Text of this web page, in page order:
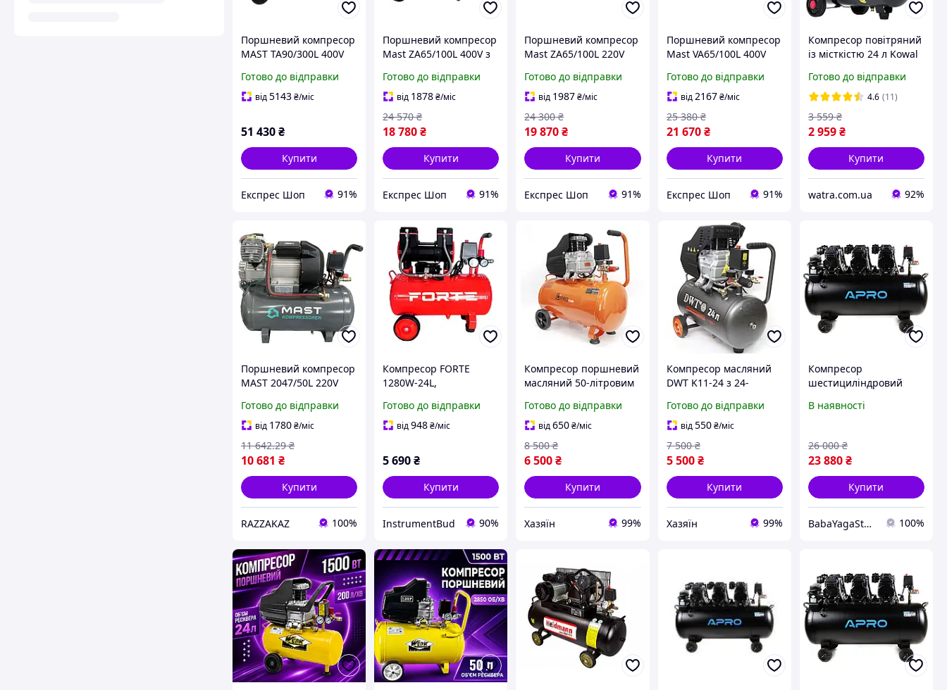
Поршневий компресор
MAST TA90/300L 400V
хв потужність 5.5 кВт
об'єм ресивера 300 л
Готово до відправки
від5143₴/міс
51 430₴
Купити
Експрес Шоп 91%
Поршневий компресор
Mast ZA65/100L 400V з
хв ресивером 100 л та
потужністю 2.2 кВт
Готово до відправки
від 1878₴/міс
18 780₴
24 570 ₴
Купити
Експрес Шоп 91%
Поршневий компресор
Mast ZA65/100L 220V
хв максимальний тиск
10 Бар потужність 2.2
Готово до відправки
від 1987₴/міс
19 870₴
24 300 ₴
Купити
Експрес Шоп 91%
Поршневий компресор
Mast VA65/100L 400V
хв максимальний тиск
10 Бар об'єм ресивера
Готово до відправки
від 2167 ₴/міс
21 670 ₴
25 380 ₴
Купити
Експрес Шоп 91%
Компресор повітряний
із місткістю 24 л Kowal
повітряний компресор
з об'ємом резервуара
Готово до відправки
4.6 (11)
2 959₴
3 559 ₴
Купити
watra.com.ua 92%
Поршневий компресор
MAST 2047/50L 220V
хв тиск 8 Бар для
гаражу майстерні
Готово до відправки
від 1780₴/міс
10 681 ₴
11 642.29 ₴
Купити
RAZZAKAZ 100%
Компресор FORTE
1280W-24L,
продуктивність 170 л/
хв
Готово до відправки
від948₴/міс
5 690₴
Купити
InstrumentBud 90%
Компресор поршневий
масляний 50-літровим
50 продуктивністю
200/165 л/хв
Готово до відправки
від650₴/міс
6 500₴
8 500 ₴
Купити
Хазяїн 99%
Компресор масляний
DWT K11-24 з 24-
продуктивністю 135 л/
хв
Готово до відправки
від550 ₴/міс
5 500 ₴
7 500 ₴
Купити
Хазяїн 99%
Компресор
шестициліндровий
OFE-100 8Бар 3х1.5кВт
В наявності
23 880₴
26 000 ₴
Купити
BabaYagaStore 100%